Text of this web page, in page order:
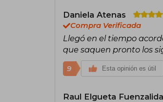
Daniela Atenas
Compra Verificada
Llegó en el tiempo
que saquen pronto los
9 Esta opinión es útil
Raul Elgueta Fuenzalida